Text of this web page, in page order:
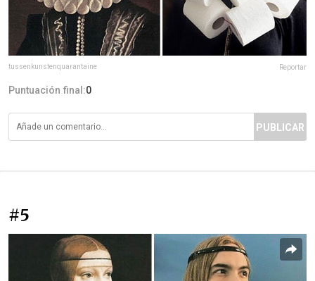
tussenkunstenquarantaine Reportar
Puntuación final:0
PUBLICAR
#5